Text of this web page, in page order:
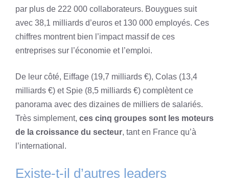
par plus de 222 000 collaborateurs. Bouygues suit
avec 38,1 milliards d’euros et 130 000 employés. Ces
chiffres montrent bien l’impact massif de ces
entreprises sur l’économie et l’emploi.
De leur côté, Eiffage (19,7 milliards €), Colas (13,4
milliards €) et Spie (8,5 milliards €) complètent ce
panorama avec des dizaines de milliers de salariés.
Très simplement, ces cinq groupes sont les moteurs
de la croissance du secteur, tant en France qu’à
l’international.
Existe-t-il d’autres leaders